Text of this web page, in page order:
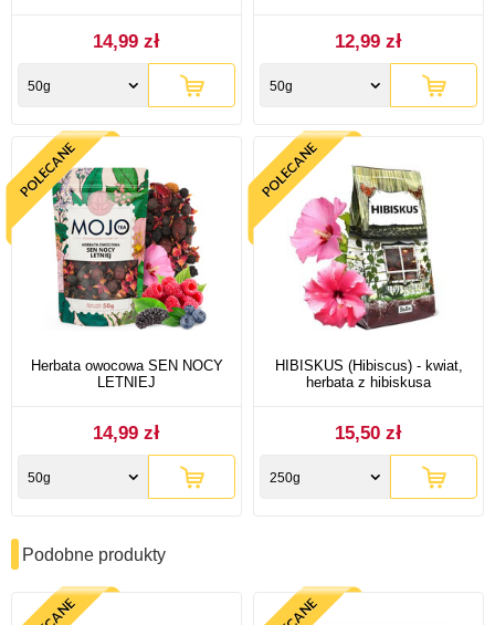
14,99 zł
50g
12,99 zł
50g
Herbata owocowa SEN NOCY
LETNIEJ
14,99 zł
50g
HIBISKUS (Hibiscus) - kwiat,
herbata z hibiskusa
15,50 zł
250g
Podobne produkty